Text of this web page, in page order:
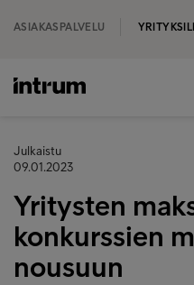
ASIAKASPALVELU
Julkaistu
09.01.2023
Yritysten
konkurssien
nousuun